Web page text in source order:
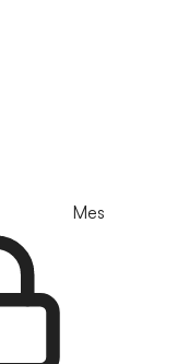
Mes